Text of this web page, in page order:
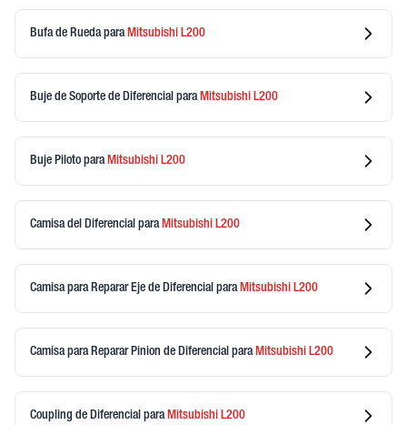
Bufa de Ruedapara Mitsubishi L200
Buje de Soporte de Diferencial para Mitsubishi L200
Buje Piloto para Mitsubishi L200
Camisa del Diferencial para Mitsubishi L200
Camisa para Reparar Eje de Diferencial para Mitsubishi L200
Camisa para Reparar Pinion de Diferencial para Mitsubishi L200
Coupling de Diferencial para Mitsubishi L200